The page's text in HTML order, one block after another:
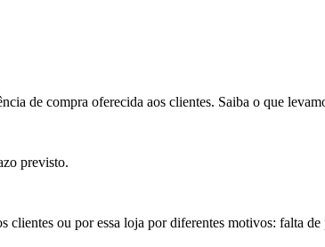
de compra oferecida aos clientes. Saiba o que
previsto.
clientes ou por essa loja por diferentes motivos: falta